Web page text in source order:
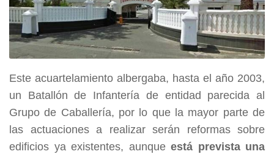
Este acuartelamiento albergaba, hasta el año 2003,
un Batallón de Infantería de entidad parecida al
Grupo de Caballería, por lo que la mayor parte de
las actuaciones a realizar serán reformas sobre
edificios ya existentes, aunque está prevista una